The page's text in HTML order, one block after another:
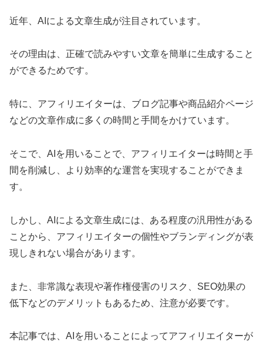
近年、AIによる文章生成が注目されています。
その理由は、正確で読みやすい文章を簡単に生成すること
ができるためです。
特に、アフィリエイターは、ブログ記事や商品紹介ページ
などの文章作成に多くの時間と手間をかけています。
そこで、AIを用いることで、アフィリエイターは時間と手
間を削減し、より効率的な運営を実現することができま
す。
しかし、AIによる文章生成には、ある程度の汎用性がある
ことから、アフィリエイターの個性やブランディングが表
現しきれない場合があります。
また、非常識な表現や著作権侵害のリスク、SEO効果の
低下などのデメリットもあるため、注意が必要です。
本記事では、AIを用いることによってアフィリエイターが